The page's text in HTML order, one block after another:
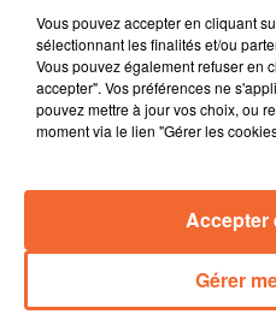
commune de 1946 à 1970,
Le presque traditionnel
Une fois de plus, il va
auteurs originaires ou
du bocage.
prochaine conférence ce
Thouars. Elle sera animée
0:00
Vous pouvez accepter en cliquant
sélectionnant les finalités et/ou
Vous pouvez également refuser en
accepter". Vos préférences ne
pouvez mettre à jour vos choix, ou
moment via le lien "Gérer les
Gérer
Accepter